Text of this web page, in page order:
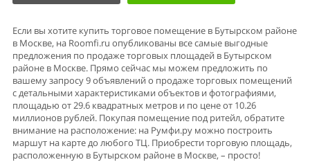
Если вы хотите купить торговое помещение в Бутырском районе
в Москве, на Roomfi.ru опубликованы все самые выгодные
предложения по продаже торговых площадей в Бутырском
районе в Москве. Прямо сейчас мы можем предложить по
вашему запросу 9 объявлений о продаже торговых помещений
с детальными характеристиками объектов и фотографиями,
площадью от 29.6 квадратных метров и по цене от 10.26
миллионов рублей. Покупая помещение под ритейл, обратите
внимание на расположение: на Румфи.ру можно построить
маршут на карте до любого ТЦ. Приобрести торговую площадь,
расположенную в Бутырском районе в Москве, – просто!